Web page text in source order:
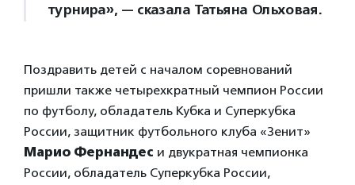
турнира», — сказала Татьяна Ольховая.
Поздравить детей с началом соревнований
пришли также четырехкратный чемпион России
по футболу, обладатель Кубка и Суперкубка
России, защитник футбольного клуба «Зенит»
Марио Фернандес и двукратная чемпионка
России, обладатель Суперкубка России,